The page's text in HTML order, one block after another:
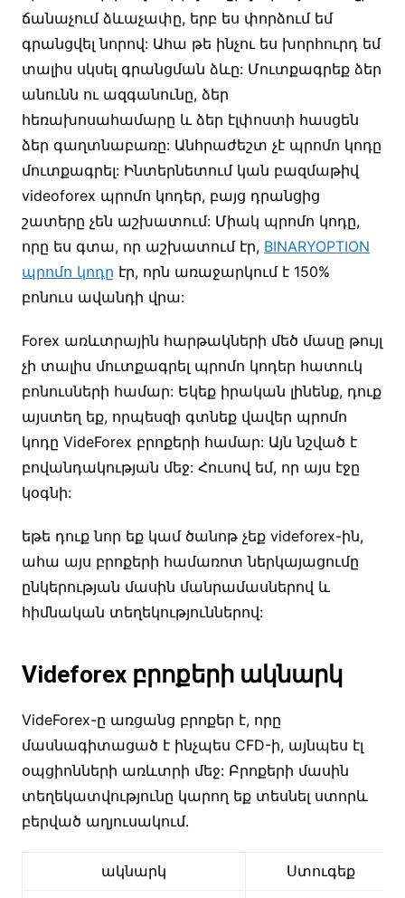
ճանաչում ձևաչափը, երբ ես փորձում եմ
գրանցվել նորով: Ահա թե ինչու ես խորհուրդ եմ
տալիս սկսել գրանցման ձևը: Մուտքագրեք ձեր
անունն ու ազգանունը, ձեր
հեռախոսահամարը և ձեր էլփոստի հասցեն
ձեր գաղտնաբառը: Անհրաժեշտ չէ պրոմո կոդը
մուտքագրել: Ինտերնետում կան բազմաթիվ
videoforex պրոմո կոդեր, բայց դրանցից
շատերը չեն աշխատում: Միակ պրոմո կոդը,
որը ես գտա, որ աշխատում էր, BINARYOPTION
պրոմո կոդը էր, որն առաջարկում է 150%
բոնուս ավանդի վրա:
Forex առևտրային հարթակների մեծ մասը թույլ
չի տալիս մուտքագրել պրոմո կոդեր հատուկ
բոնուսների համար: Եկեք իրական լինենք, դուք
այստեղ եք, որպեսզի գտնեք վավեր պրոմո
կոդը VideForex բրոքերի համար: Այն նշված է
բովանդակության մեջ: Հուսով եմ, որ այս էջը
կօգնի:
եթե դուք նոր եք կամ ծանոթ չեք videforex-ին,
ահա այս բրոքերի համառոտ ներկայացումը
ընկերության մասին մանրամասներով և
հիմնական տեղեկություններով:
Videforex բրոքերի ակնարկ
VideForex-ը առցանց բրոքեր է, որը
մասնագիտացած է ինչպես CFD-ի, այնպես էլ
օպցիոնների առևտրի մեջ: Բրոքերի մասին
տեղեկատվությունը կարող եք տեսնել ստորև
բերված աղյուսակում.
ակնարկ Ստուգեք